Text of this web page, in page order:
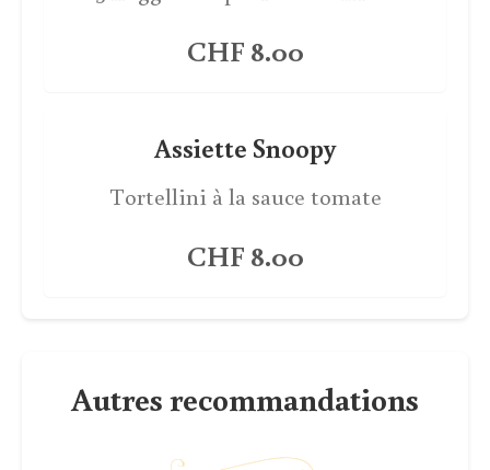
CHF 8.00
Assiette Snoopy
Tortellini à la sauce tomate
CHF 8.00
Autres recommandations